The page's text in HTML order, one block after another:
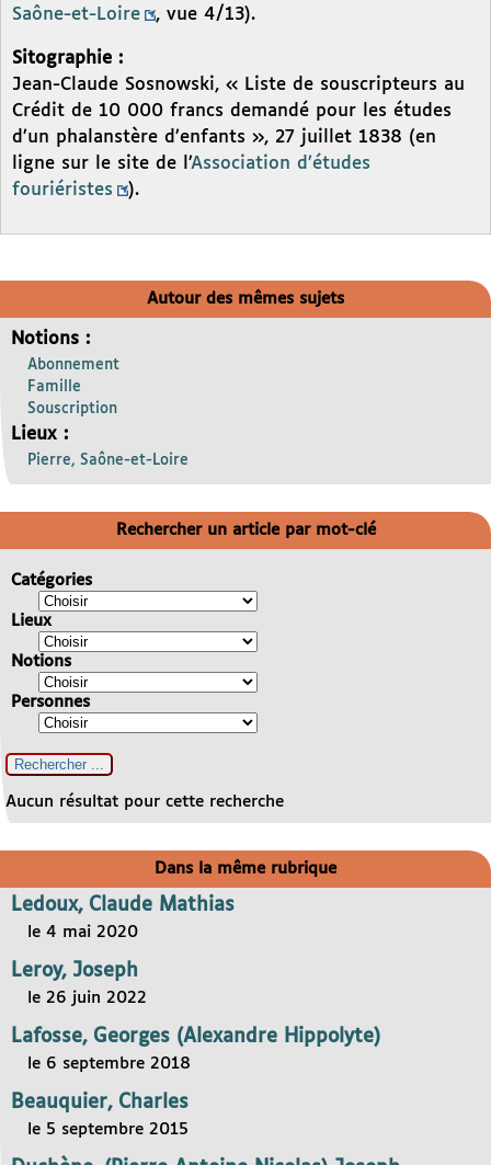
Saône-et-Loire
, vue 4/13).
Sitographie :
Jean-Claude Sosnowski, « Liste de souscripteurs au
Crédit de 10 000 francs demandé pour les études
d’un phalanstère d’enfants », 27 juillet 1838 (en
ligne sur le site de l’Association d’études
fouriéristes
).
Autour des mêmes sujets
Notions :
Abonnement
Famille
Souscription
Lieux :
Pierre, Saône-et-Loire
Rechercher un article par mot-clé
Catégories
Lieux
Notions
Personnes
Aucun résultat pour cette recherche
Dans la même rubrique
Ledoux, Claude Mathias
le 4 mai 2020
Leroy, Joseph
le 26 juin 2022
Lafosse, Georges (Alexandre Hippolyte)
le 6 septembre 2018
Beauquier, Charles
le 5 septembre 2015